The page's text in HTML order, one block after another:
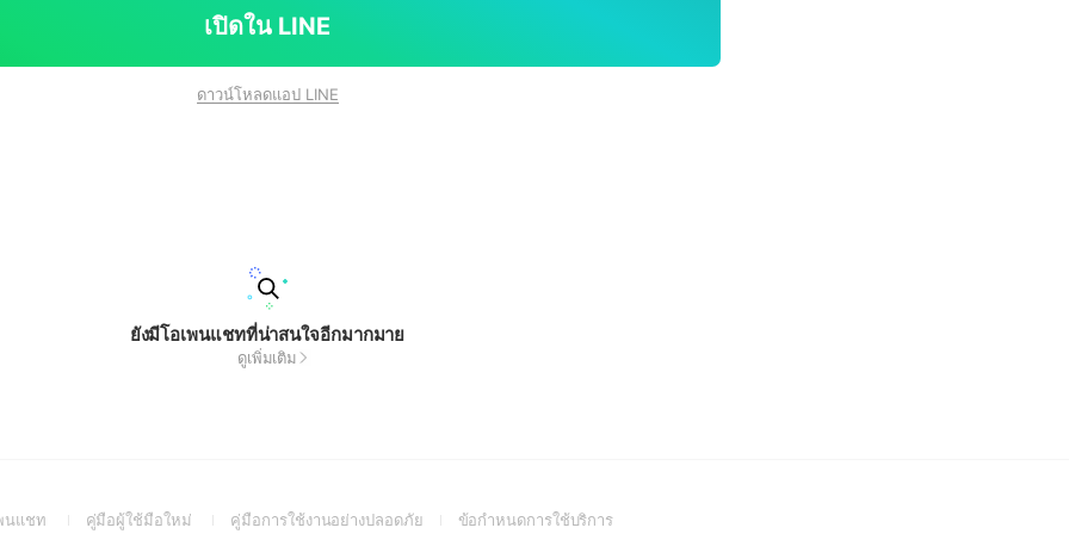
เปิดใน LINE
ดาวน์โหลดแอป LINE
ยังมีโอเพนแชทที่น่าสนใจอีกมากมาย
ดูเพิ่มเติม
นแชท
(Openคู่มือผู้ใช้มือใหม่
(Openคู่มือการใช้งานอย่างปลอดภัย(Openข้อกำหนดการใช้บริการ(Open